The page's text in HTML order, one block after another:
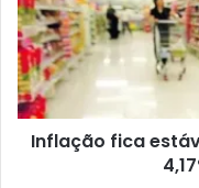
Inflação fica